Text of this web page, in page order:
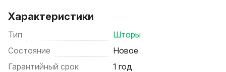
Характеристики
Тип
Шторы
Состояние
Новое
Гарантийный срок
1 год